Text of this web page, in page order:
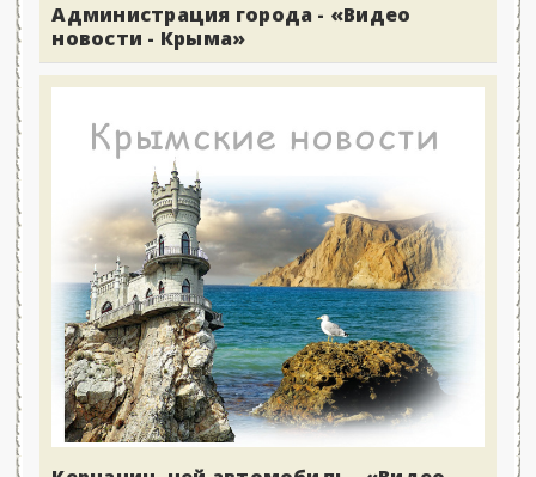
Администрация города - «Видео
новости - Крыма»